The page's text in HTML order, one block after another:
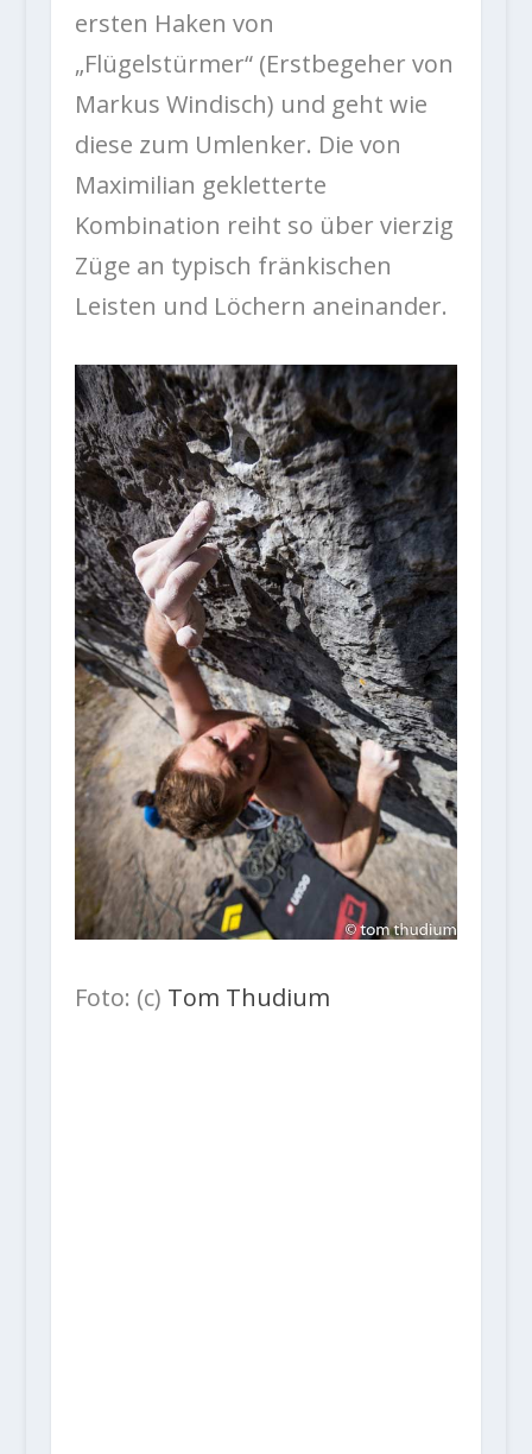
ersten Haken von
„Flügelstürmer“ (Erstbegeher von
Markus Windisch) und geht wie
diese zum Umlenker. Die von
Maximilian gekletterte
Kombination reiht so über vierzig
Züge an typisch fränkischen
Leisten und Löchern aneinander.
Foto: (c) Tom Thudium